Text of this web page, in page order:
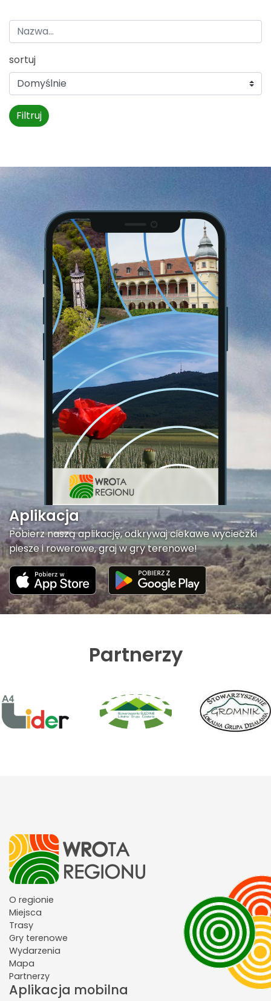
sortuj
Filtruj
Aplikacja
Pobierz naszą aplikację, odkrywaj ciekawe wycieczki
piesze i rowerowe, graj w gry terenowe!
Partnerzy
O regionie
Miejsca
Trasy
Gry terenowe
Wydarzenia
Mapa
Partnerzy
Aplikacja mobilna